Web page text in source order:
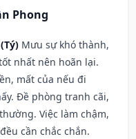
Phong
Mưu sự khó thành,
nhất nên hoãn lại.
mất của nếu đi
Đề phòng tranh cãi,
Việc làm chậm,
cần chắc chắn.